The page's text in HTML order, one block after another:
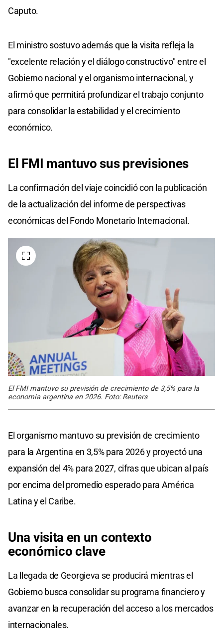
Caputo.
El ministro sostuvo además que la visita refleja la
"excelente relación y el diálogo constructivo" entre el
Gobierno nacional y el organismo internacional, y
afirmó que permitirá profundizar el trabajo conjunto
para consolidar la estabilidad y el crecimiento
económico.
El FMI mantuvo sus previsiones
La confirmación del viaje coincidió con la publicación
de la actualización del informe de perspectivas
económicas del Fondo Monetario Internacional.
El FMI mantuvo su previsión de crecimiento de 3,5% para la
economía argentina en 2026. Foto: Reuters
El organismo mantuvo su previsión de crecimiento
para la Argentina en 3,5% para 2026 y proyectó una
expansión del 4% para 2027, cifras que ubican al país
por encima del promedio esperado para América
Latina y el Caribe.
Una visita en un contexto
económico clave
La llegada de Georgieva se producirá mientras el
Gobierno busca consolidar su programa financiero y
avanzar en la recuperación del acceso a los mercados
internacionales.